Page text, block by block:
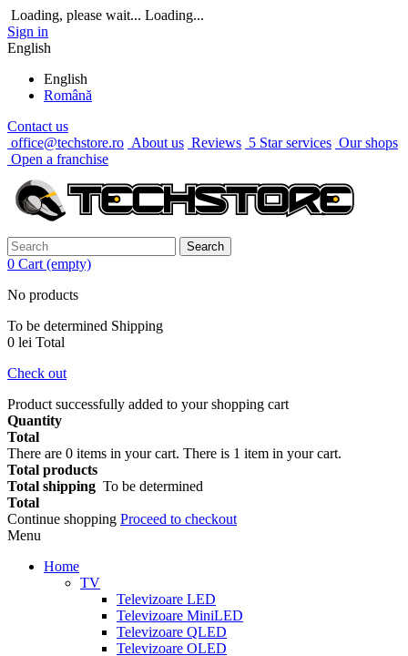
Loading, please wait... Loading...
Sign in
English
English
Română
Contact us
office@techstore.ro About us Reviews 5 Star services Our shops
Open a franchise
Search
0 Cart (empty)
No products
To be determined Shipping
0 lei Total
Check out
Product successfully added to your shopping cart
Quantity
Total
There are 0 items in your cart. There is 1 item in your cart.
Total products
Total shipping To be determined
Total
Continue shopping Proceed to checkout
Menu
Home
TV
Televizoare LED
Televizoare MiniLED
Televizoare QLED
Televizoare OLED